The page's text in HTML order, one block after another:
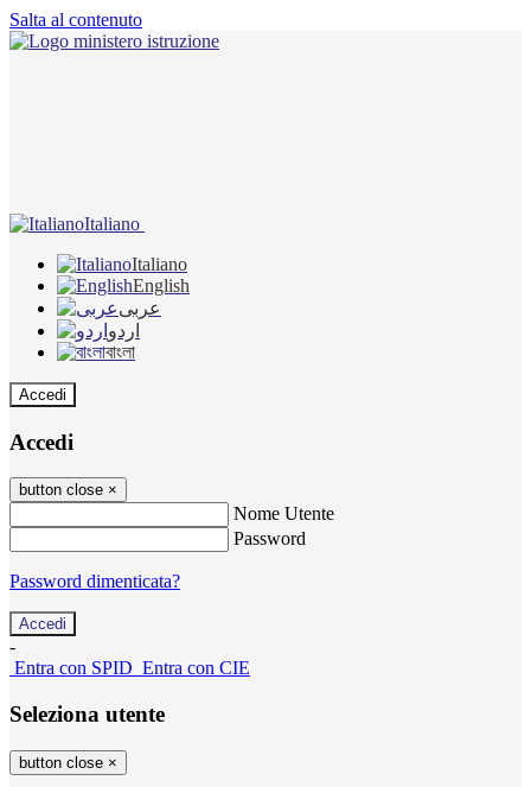
Salta al contenuto
Italiano
Italiano
English
عربى
اردو
বাংলা
Accedi
Accedi
button close ×
Nome Utente
Password
Password dimenticata?
-
Entra con SPID Entra con CIE
Seleziona utente
button close ×